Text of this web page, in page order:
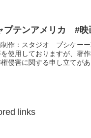
プテンアメリカ #映
作：スタジオ プシケー
使用しておりますが、著
侵害に関する申し立てが
links